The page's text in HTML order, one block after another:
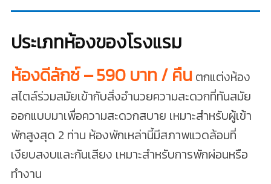
ประเภทห้องของโรงแรม
ห้องดีลักซ์ – 590 บาท / คืนตกแต่งห้อง
สไตล์ร่วมสมัยเข้ากับสิ่งอำนวยความสะดวกที่ทันสมัย
ออกแบบมาเพื่อความสะดวกสบาย เหมาะสำหรับผู้เข้า
พักสูงสุด 2 ท่าน ห้องพักเหล่านี้มีสภาพแวดล้อมที่
เงียบสงบและกันเสียง เหมาะสำหรับการพักผ่อนหรือ
ทำงาน